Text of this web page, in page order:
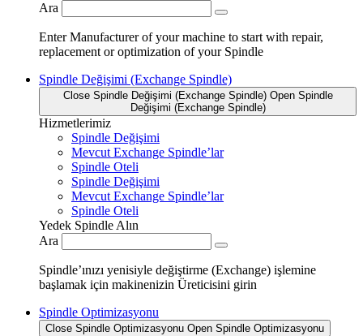
Ara
Enter Manufacturer of your machine to start with repair,
replacement or optimization of your Spindle
Spindle Değişimi (Exchange Spindle)
Close Spindle Değişimi (Exchange Spindle) Open Spindle
Değişimi (Exchange Spindle)
Hizmetlerimiz
Spindle Değişimi
Mevcut Exchange Spindle’lar
Spindle Oteli
Spindle Değişimi
Mevcut Exchange Spindle’lar
Spindle Oteli
Yedek Spindle Alın
Ara
Spindle’ınızı yenisiyle değiştirme (Exchange) işlemine
başlamak için makinenizin Üreticisini girin
Spindle Optimizasyonu
Close Spindle Optimizasyonu Open Spindle Optimizasyonu